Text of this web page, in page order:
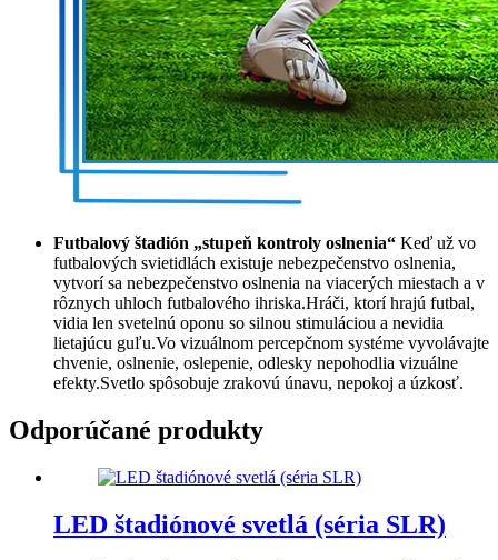
Futbalový štadión „stupeň kontroly oslnenia“ Keď už vo
futbalových svietidlách existuje nebezpečenstvo oslnenia,
vytvorí sa nebezpečenstvo oslnenia na viacerých miestach a v
rôznych uhloch futbalového ihriska.Hráči, ktorí hrajú futbal,
vidia len svetelnú oponu so silnou stimuláciou a nevidia
lietajúcu guľu.Vo vizuálnom percepčnom systéme vyvolávajte
chvenie, oslnenie, oslepenie, odlesky nepohodlia vizuálne
efekty.Svetlo spôsobuje zrakovú únavu, nepokoj a úzkosť.
Odporúčané produkty
LED štadiónové svetlá (séria SLR)